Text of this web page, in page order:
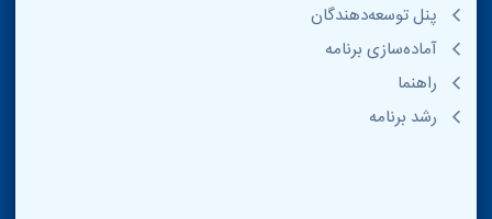
پنل توسعه‌دهندگان
آماده‌سازی برنامه
راهنما
رشد برنامه